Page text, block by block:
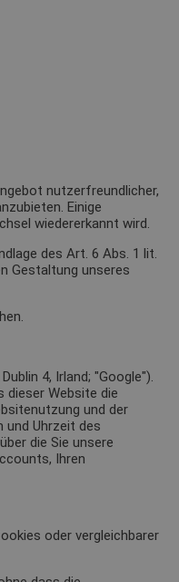
nutzerfreundlicher,
Einige
wiedererkannt wird.
des Art. 6 Abs. 1 lit.
Gestaltung unseres
4, Irland; "Google").
dieser Website die
und der
und Uhrzeit des
die Sie unsere
Ihren
oder vergleichbarer